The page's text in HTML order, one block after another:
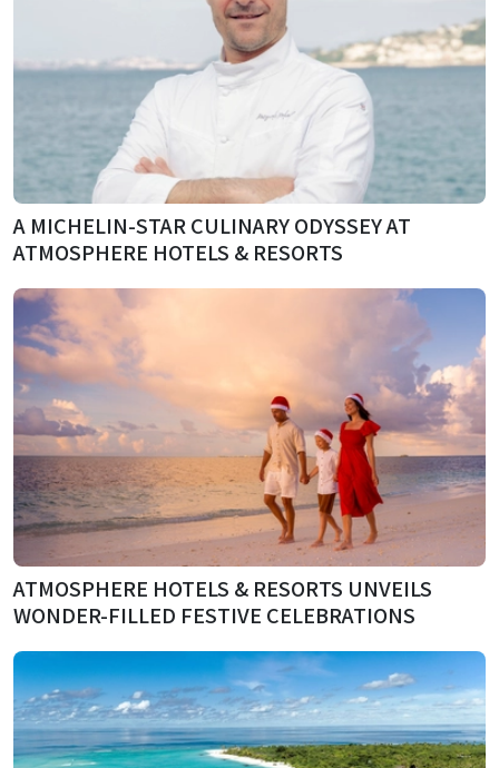
A MICHELIN-STAR CULINARY ODYSSEY AT
ATMOSPHERE HOTELS & RESORTS
ATMOSPHERE HOTELS & RESORTS UNVEILS
WONDER-FILLED FESTIVE CELEBRATIONS